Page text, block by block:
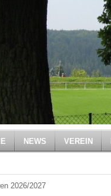
NEWS VEREIN
2026/2027